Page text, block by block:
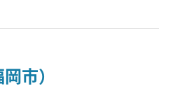
市）